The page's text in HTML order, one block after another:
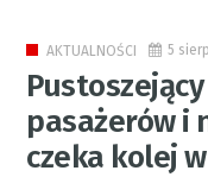
AKTUALNOŚCI 5
pasażerów i
czeka kolej